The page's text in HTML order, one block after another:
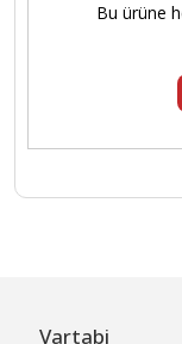
Bu ürüne
Vartabi